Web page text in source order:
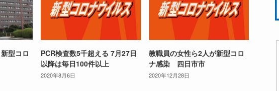
型コロ
PCR検査数5千超える 7月27日
以降は毎日100件以上
2020年8月6日
教職員の女性ら2人が新型コロ
ナ感染 四日市市
2020年12月28日